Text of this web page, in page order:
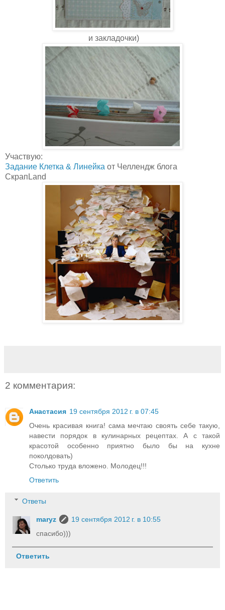
и закладочки)
Участвую:
Задание Клетка & Линейка от Челлендж блога
СкрапLand
2 комментария:
Анастасия 19 сентября 2012 г. в 07:45
Очень красивая книга! сама мечтаю своять себе такую,
навести порядок в кулинарных рецептах. А с такой
красотой особенно приятно было бы на кухне
поколдовать)
Столько труда вложено. Молодец!!!
Ответить
Ответы
maryz
19 сентября 2012 г. в 10:55
спасибо)))
Ответить